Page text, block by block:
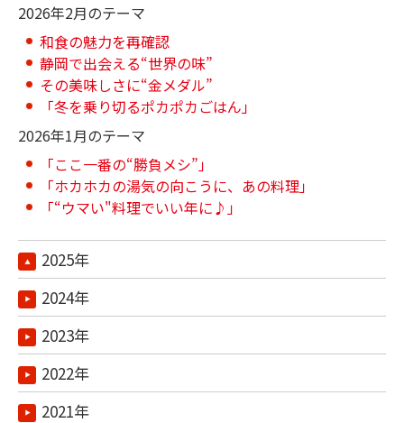
2026年2月のテーマ
和食の魅力を再確認
静岡で出会える“世界の味”
その美味しさに“金メダル”
「冬を乗り切るポカポカごはん」
2026年1月のテーマ
「ここ一番の“勝負メシ”」
「ホカホカの湯気の向こうに、あの料理」
「“ウマい"料理でいい年に♪」
2025年
2024年
2023年
2022年
2021年